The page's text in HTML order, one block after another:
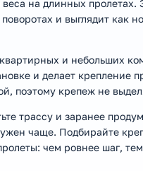
на длинных пролетах.
и выглядит как
и небольших
и делает крепление
поэтому крепеж не
трассу и заранее
чаще. Подбирайте
чем ровнее шаг,